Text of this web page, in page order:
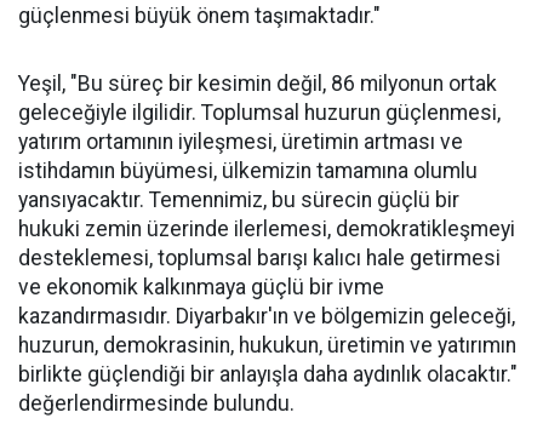
güçlenmesi büyük önem taşımaktadır."
Yeşil, "Bu süreç bir kesimin değil, 86 milyonun ortak
geleceğiyle ilgilidir. Toplumsal huzurun güçlenmesi,
yatırım ortamının iyileşmesi, üretimin artması ve
istihdamın büyümesi, ülkemizin tamamına olumlu
yansıyacaktır. Temennimiz, bu sürecin güçlü bir
hukuki zemin üzerinde ilerlemesi, demokratikleşmeyi
desteklemesi, toplumsal barışı kalıcı hale getirmesi
ve ekonomik kalkınmaya güçlü bir ivme
kazandırmasıdır. Diyarbakır'ın ve bölgemizin geleceği,
huzurun, demokrasinin, hukukun, üretimin ve yatırımın
birlikte güçlendiği bir anlayışla daha aydınlık olacaktır."
değerlendirmesinde bulundu.